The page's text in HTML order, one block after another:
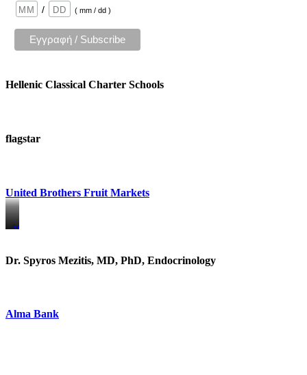
/
( mm / dd )
Hellenic Classical Charter Schools
flagstar
United Brothers Fruit Markets
https://www.unitedbrothersfruitmarkets.com/
https://www.unitedbrothersfruitmarkets.com/
Dr. Spyros Mezitis, MD, PhD, Endocrinology
Alma Bank